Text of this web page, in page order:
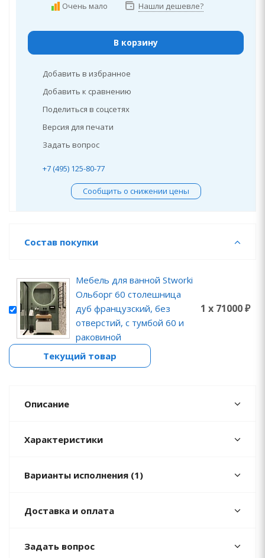
Очень мало Нашли дешевле?
В корзину
Добавить в избранное
Добавить к сравнению
Поделиться в соцсетях
Версия для печати
Задать вопрос
+7 (495) 125-80-77
Сообщить о снижении цены
Состав покупки
Мебель для ванной Stworki
Ольборг 60 столешница
дуб французский, без
отверстий, с тумбой 60 и
раковиной
1 x 71000 ₽
Текущий товар
Описание
Характеристики
Варианты исполнения (1)
Доставка и оплата
Задать вопрос